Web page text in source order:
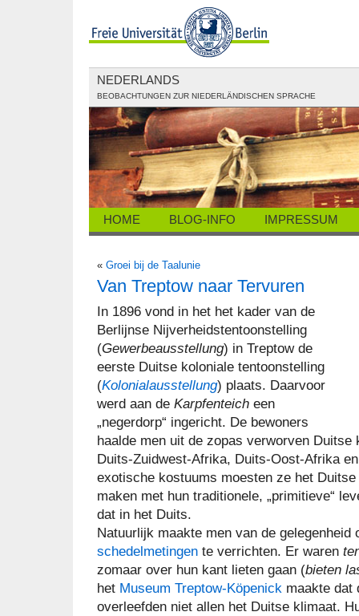
NEDERLANDS
BEOBACHTUNGEN ZUR NIEDERLÄNDISCHEN SPRACHE
HOME BLOG-INFO IMPRESSUM
« Groei bij de Taalunie
Van Treptow naar Tervuren
In 1896 vond in het het kader van de
Berlijnse Nijverheidstentoonstelling
(Gewerbeausstellung) in Treptow de
eerste Duitse koloniale tentoonstelling
(Kolonialausstellung) plaats. Daarvoor
werd aan de Karpfenteich een
„negerdorp“ ingericht. De bewoners
haalde men uit de zopas verworven Duitse
Duits-Zuidwest-Afrika, Duits-Oost-Afrika
exotische kostuums moesten ze het
maken met hun traditionele, „primitieve“
dat in het Duits.
Natuurlijk maakte men van de gelegenheid
schedelmetingen te verrichten. Er waren
zomaar over hun kant lieten gaan (bieten
het Museum Treptow-Köpenick maakte dat
overleefden niet allen het Duitse klimaat.